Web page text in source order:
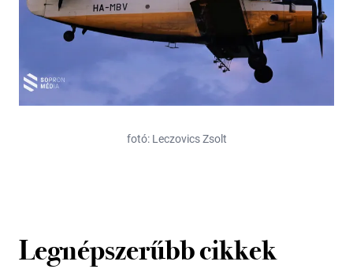
fotó: Leczovics Zsolt
Legnépszerűbb cikkek